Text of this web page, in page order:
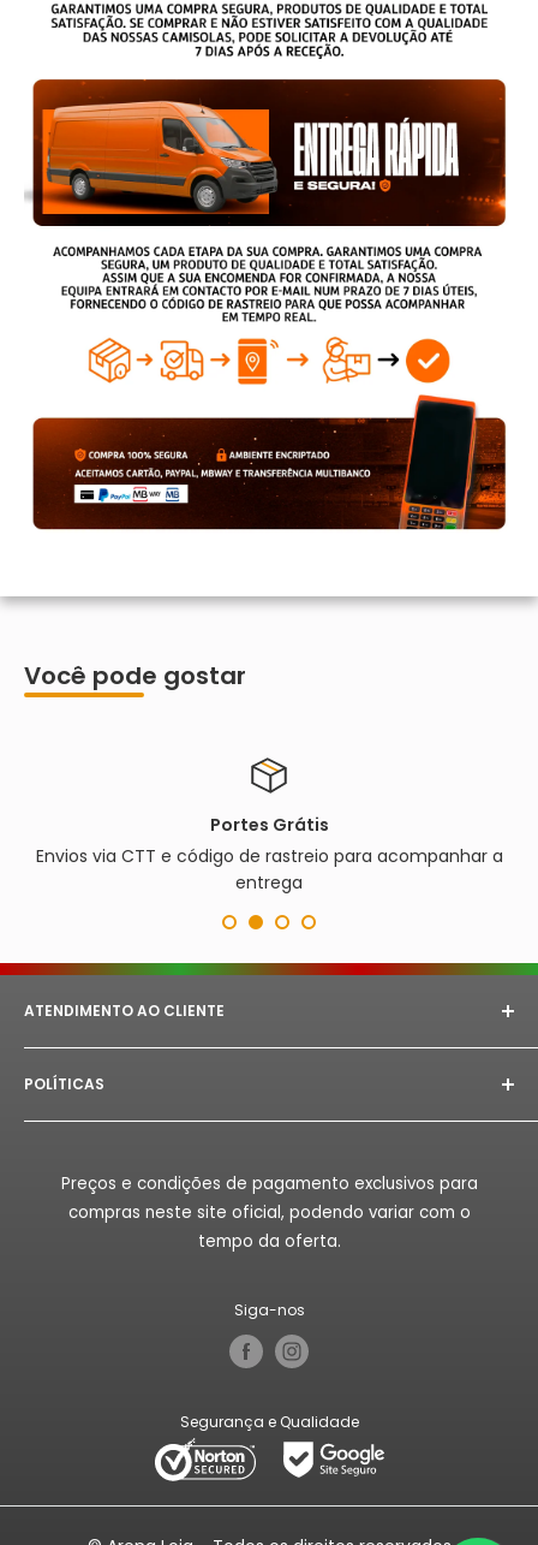
Você pode gostar
Portes Grátis
Envios via CTT e código de rastreio para acompanhar a
entrega
ATENDIMENTO AO CLIENTE
E-mail:astorept@outlook.com
Whatsapp:
Horário de Atendimento:Segunda à Sex das 08h as
POLÍTICAS
Aviso Legal
Politica de Reembolso
Preços e condições de pagamento exclusivos para
compras neste site oficial, podendo variar com o
tempo da oferta.
Siga-nos
Segurança e Qualidade